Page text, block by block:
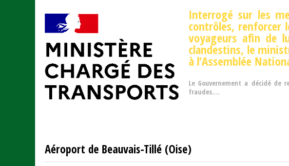
Interrogé sur les
contrôles, renforcer
voyageurs afin de
clandestins, le
à l’Assemblée
Le Gouvernement a décidé
fraudes....
Aéroport de Beauvais-Tillé (Oise)